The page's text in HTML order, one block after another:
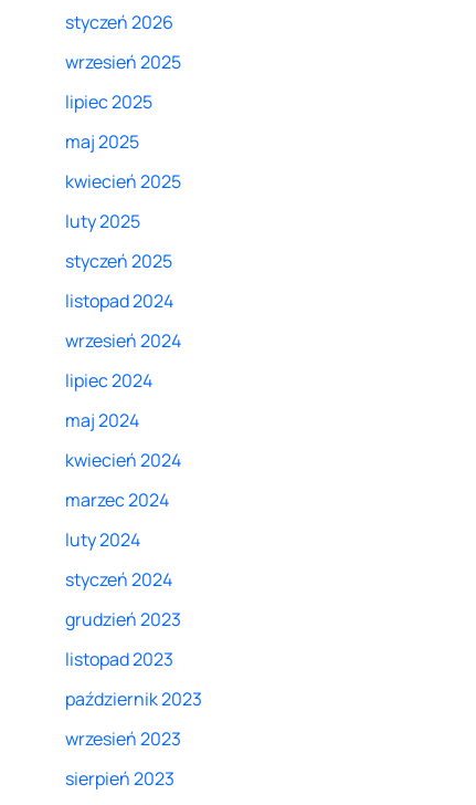
styczeń 2026
wrzesień 2025
lipiec 2025
maj 2025
kwiecień 2025
luty 2025
styczeń 2025
listopad 2024
wrzesień 2024
lipiec 2024
maj 2024
kwiecień 2024
marzec 2024
luty 2024
styczeń 2024
grudzień 2023
listopad 2023
październik 2023
wrzesień 2023
sierpień 2023